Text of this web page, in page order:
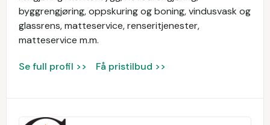
byggrengjøring, oppskuring og boning, vindusvask og
glassrens, matteservice, renseritjenester,
matteservice m.m.
Se full profil >> Få pristilbud >>